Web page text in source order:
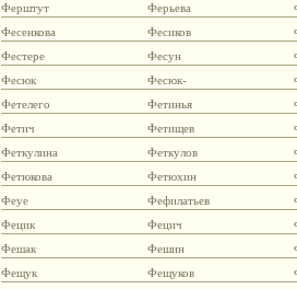
Ферштут
Ферьева
Фесенкова
Фесиков
Фестере
Фесун
Фесюк
Фесюк-
Фетелего
Фетинья
Фетич
Фетищев
Феткулина
Феткулов
Фетюкова
Фетюхин
Феуе
Фефилатьев
Фецик
Фецич
Фешак
Фешин
Фещук
Фещуков